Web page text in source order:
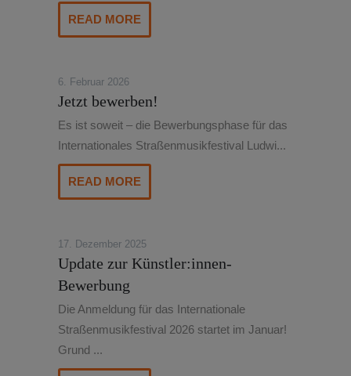
READ MORE
6. Februar 2026
Jetzt bewerben!
Es ist soweit – die Bewerbungsphase für das
Internationales Straßenmusikfestival Ludwi...
READ MORE
17. Dezember 2025
Update zur Künstler:innen-
Bewerbung
Die Anmeldung für das Internationale
Straßenmusikfestival 2026 startet im Januar!
Grund ...